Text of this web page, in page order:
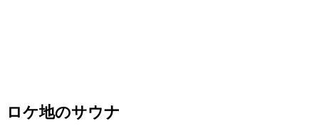
ロケ地のサウナ